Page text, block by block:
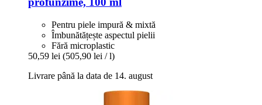
Pentru piele impură & mixtă
Îmbunătățește aspectul pielii
Fără microplastic
50,59 lei (505,90 lei / l)
Livrare până la data de 14. august